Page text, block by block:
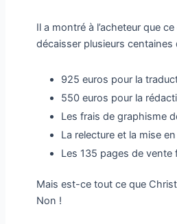
Il a montré à l’acheteur que
décaisser plusieurs centaines
925 euros pour la
550 euros pour la
Les frais de graphisme
La relecture et la mise
Les 135 pages de vente
Mais est-ce tout ce que
Non !